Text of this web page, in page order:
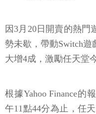
因3月20日開賣的熱門
勢未歇，帶動Switch
大增4成，激勵任天堂
根據Yahoo Finance的
午11點44分為止，任